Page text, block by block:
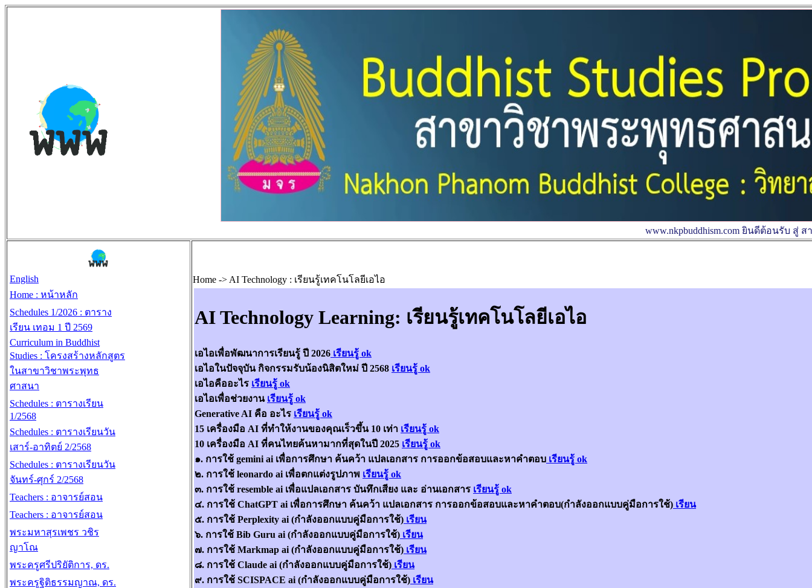
www.nkpbuddhism.com ยินดีต้อนรับ สู่ สาขาวิชาพระ
English
Home : หน้าหลัก
Schedules 1/2026 : ตาราง
เรียน เทอม 1 ปี 2569
Curriculum in Buddhist
Studies : โครงสร้างหลักสูตร
ในสาขาวิชาพระพุทธ
ศาสนา
Schedules : ตารางเรียน
1/2568
Schedules : ตารางเรียนวัน
เสาร์-อาทิตย์ 2/2568
Schedules : ตารางเรียนวัน
จันทร์-ศุกร์ 2/2568
Teachers : อาจารย์สอน
Teachers : อาจารย์สอน
พระมหาสุรเพชร วชิร
ญาโณ
พระครูศรีปริยัติการ, ดร.
พระครูฐิติธรรมญาณ, ดร.
Home -> AI Technology : เรียนรู้เทคโนโลยีเอไอ
AI Technology Learning: เรียนรู้เทคโนโลยีเอไอ
เอไอเพื่อพัฒนาการเรียนรู้ ปี 2026 เรียนรู้ ok
เอไอในปัจจุบัน กิจกรรมรับน้องนิสิตใหม่ ปี 2568 เรียนรู้ ok
เอไอคืออะไร เรียนรู้ ok
เอไอเพื่อช่วยงาน เรียนรู้ ok
Generative AI คือ อะไร เรียนรู้ ok
15 เครื่องมือ AI ที่ทำให้งานของคุณเร็วขึ้น 10 เท่า เรียนรู้ ok
10 เครื่องมือ AI ที่คนไทยค้นหามากที่สุดในปี 2025 เรียนรู้ ok
๑. การใช้ gemini ai เพื่อการศึกษา ค้นคว้า แปลเอกสาร การออกข้อสอบและหาคำตอบ เรียนรู้ ok
๒. การใช้ leonardo ai เพื่อตกแต่งรูปภาพ เรียนรู้ ok
๓. การใช้ resemble ai เพื่อแปลเอกสาร บันทึกเสียง และ อ่านเอกสาร เรียนรู้ ok
๔. การใช้ ChatGPT ai เพื่อการศึกษา ค้นคว้า แปลเอกสาร การออกข้อสอบและหาคำตอบ(กำลังออกแบบคู่มือการใช้) เรียน
๕. การใช้ Perplexity ai (กำลังออกแบบคู่มือการใช้) เรียน
๖. การใช้ Bib Guru ai (กำลังออกแบบคู่มือการใช้) เรียน
๗. การใช้ Markmap ai (กำลังออกแบบคู่มือการใช้) เรียน
๘. การใช้ Claude ai (กำลังออกแบบคู่มือการใช้) เรียน
๙. การใช้ SCISPACE ai (กำลังออกแบบคู่มือการใช้) เรียน